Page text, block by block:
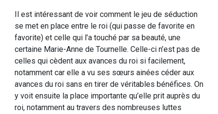
Il est intéressant de voir comment le jeu de séduction
se met en place entre le roi (qui passe de favorite en
favorite) et celle qui l’a touché par sa beauté, une
certaine Marie-Anne de Tournelle. Celle-ci n’est pas de
celles qui cèdent aux avances du roi si facilement,
notamment car elle a vu ses sœurs ainées céder aux
avances du roi sans en tirer de véritables bénéfices. On
y voit ensuite la place importante qu’elle prit auprès du
roi, notamment au travers des nombreuses luttes